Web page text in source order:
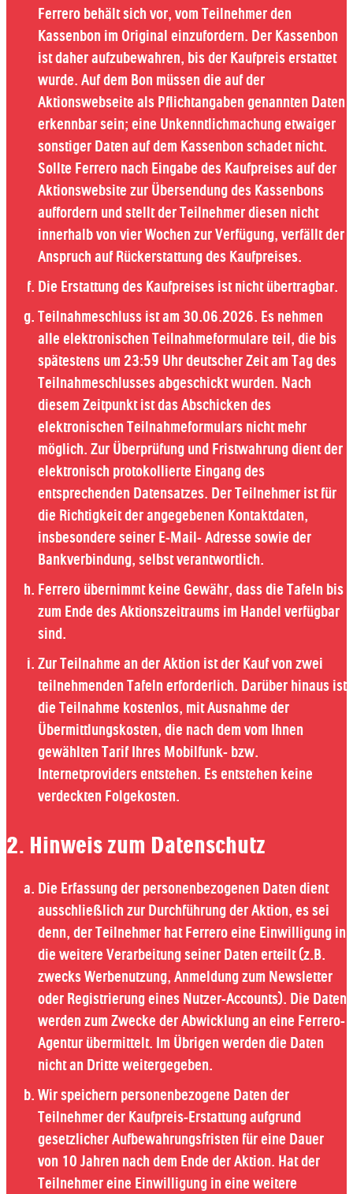
Ferrero behält sich vor, vom Teilnehmer den
Kassenbon im Original einzufordern. Der Kassenbon
ist daher aufzubewahren, bis der Kaufpreis erstattet
wurde. Auf dem Bon müssen die auf der
Aktionswebseite als Pflichtangaben genannten Daten
erkennbar sein; eine Unkenntlichmachung etwaiger
sonstiger Daten auf dem Kassenbon schadet nicht.
Sollte Ferrero nach Eingabe des Kaufpreises auf der
Aktionswebsite zur Übersendung des Kassenbons
auffordern und stellt der Teilnehmer diesen nicht
innerhalb von vier Wochen zur Verfügung, verfällt der
Anspruch auf Rückerstattung des Kaufpreises.
Die Erstattung des Kaufpreises ist nicht übertragbar.
Teilnahmeschluss ist am 30.06.2026. Es nehmen
alle elektronischen Teilnahmeformulare teil, die bis
spätestens um 23:59 Uhr deutscher Zeit am Tag des
Teilnahmeschlusses abgeschickt wurden. Nach
diesem Zeitpunkt ist das Abschicken des
elektronischen Teilnahmeformulars nicht mehr
möglich. Zur Überprüfung und Fristwahrung dient der
elektronisch protokollierte Eingang des
entsprechenden Datensatzes. Der Teilnehmer ist für
die Richtigkeit der angegebenen Kontaktdaten,
insbesondere seiner E-Mail- Adresse sowie der
Bankverbindung, selbst verantwortlich.
Ferrero übernimmt keine Gewähr, dass die Tafeln bis
zum Ende des Aktionszeitraums im Handel verfügbar
sind.
Zur Teilnahme an der Aktion ist der Kauf von zwei
teilnehmenden Tafeln erforderlich. Darüber hinaus ist
die Teilnahme kostenlos, mit Ausnahme der
Übermittlungskosten, die nach dem vom Ihnen
gewählten Tarif Ihres Mobilfunk- bzw.
Internetproviders entstehen. Es entstehen keine
verdeckten Folgekosten.
2. Hinweis zum Datenschutz
Die Erfassung der personenbezogenen Daten dient
ausschließlich zur Durchführung der Aktion, es sei
denn, der Teilnehmer hat Ferrero eine Einwilligung in
die weitere Verarbeitung seiner Daten erteilt (z.B.
zwecks Werbenutzung, Anmeldung zum Newsletter
oder Registrierung eines Nutzer-Accounts). Die Daten
werden zum Zwecke der Abwicklung an eine Ferrero-
Agentur übermittelt. Im Übrigen werden die Daten
nicht an Dritte weitergegeben.
Wir speichern personenbezogene Daten der
Teilnehmer der Kaufpreis-Erstattung aufgrund
gesetzlicher Aufbewahrungsfristen für eine Dauer
von 10 Jahren nach dem Ende der Aktion. Hat der
Teilnehmer eine Einwilligung in eine weitere